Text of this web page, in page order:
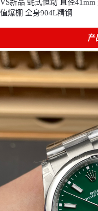
VS新品 蚝式恒动 直径
值爆棚 全身904L精钢
产